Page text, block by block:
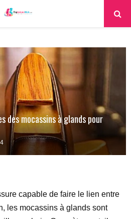
des mocassins à glands pour
capable de faire le lien entre
les mocassins à glands sont